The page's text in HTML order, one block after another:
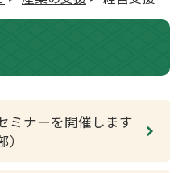
ミナーを開催します